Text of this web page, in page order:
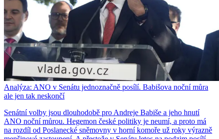
Analýza: ANO v Senátu jednoznačně posílí. Babišova noční můra
ale jen tak neskončí
Senátní volby jsou dlouhodobě pro Andreje Babiše a jeho hnutí
ANO noční můrou. Hegemon české politiky je neumí, a proto má
na rozdíl od Poslanecké sněmovny v horní komoře už roky výrazně